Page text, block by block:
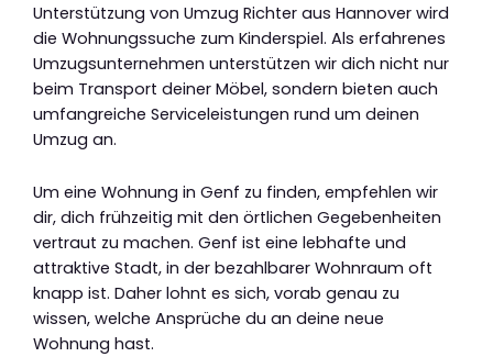
Unterstützung von Umzug Richter aus Hannover wird
die Wohnungssuche zum Kinderspiel. Als erfahrenes
Umzugsunternehmen unterstützen wir dich nicht nur
beim Transport deiner Möbel, sondern bieten auch
umfangreiche Serviceleistungen rund um deinen
Umzug an.
Um eine Wohnung in Genf zu finden, empfehlen wir
dir, dich frühzeitig mit den örtlichen Gegebenheiten
vertraut zu machen. Genf ist eine lebhafte und
attraktive Stadt, in der bezahlbarer Wohnraum oft
knapp ist. Daher lohnt es sich, vorab genau zu
wissen, welche Ansprüche du an deine neue
Wohnung hast.